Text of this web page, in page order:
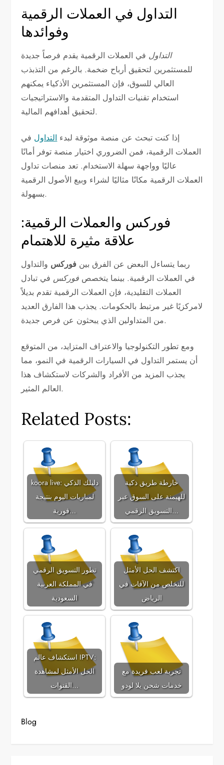
التداول في العملات الرقمية
وفوائدها
التداول في العملات الرقمية يقدم فرصاً جديدة
للمستثمرين لتحقيق أرباح ضخمة. بالرغم من التذبذب
العالي للسوق، فإن المستثمرين الأذكياء يمكنهم
استخدام تقنيات التداول المتقدمة والاستراتيجيات
لتحقيق أهدافهم المالية.
إذا كنت تبحث عن منصة موثوقة لبدء التداول في
العملات الرقمية، فمن الضروري اختيار منصة توفر أمانًا
عاليًا وواجهة سهلة الاستخدام. تعد منصات تداول
العملات الرقمية مكانًا مثاليًا لشراء وبيع الأصول الرقمية
بسهولة.
فوركس والعملات الرقمية:
علاقة مثيرة للاهتمام
ربما يتساءل البعض عن الفرق بين فوركس والتداول
في العملات الرقمية. بينما يتخصص فوركس في تبادل
العملات التقليدية، فإن العملات الرقمية تقدم بديلاً
لامركزيًا غير مرتبط بالحكومات. يجذب هذا الفارق العديد
من المتداولين الذي يبحثون عن فرص جديدة.
ومع تطور التكنولوجيا والاعتراف المتزايد، من المتوقع
أن يستمر التداول في السيارات الرقمية في النمو، مما
يجذب المزيد من الأفراد والشركات لاستكشاف هذا
العالم المثير.
Related Posts:
koora live: دليلك الذكي
لمباريات اليوم بنتيجة
فورية…
خارطة طريق ذكية
للهيمنة على السوق عبر
التسويق الرقمي…
تطور التسويق الرقمي
في المملكة العربية
السعودية
اكتشف الحل الأمثل
للتخلص من الآفات في
الرياض
استكشاف عالم IPTV:
الحل الأمثل لمشاهدة
القنوات…
تجربة لعب فريدة مع
خدمات شحن يلا لودو
Blog